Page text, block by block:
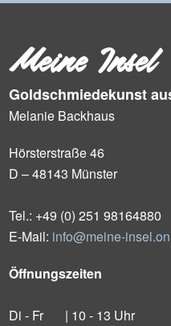
Meine Insel
Goldschmiedekunst
Melanie Backhaus
Hörsterstraße 46
D – 48143 Münster
Tel.: +49 (0) 251 98164880
E-Mail: info@meine-
Öffnungszeiten
Di - Fr | 10 - 13 Uhr